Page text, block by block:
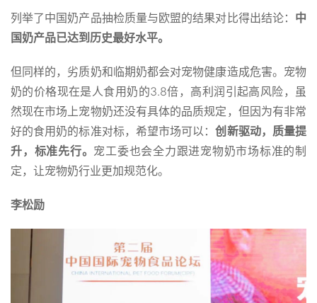
列举了中国奶产品抽检质量与欧盟的结果对比得出结论： 中
国奶产品已达到历史最好水平。
但同样的，劣质奶和临期奶都会对宠物健康造成危害。宠物
奶的价格现在是人食用奶的3.8倍，高利润引起高风险，虽
然现在市场上宠物奶还没有具体的品质规定，但因为有非常
好的食用奶的标准对标，希望市场可以：创新驱动，质量提
升，标准先行。 宠工委也会全力跟进宠物奶市场标准的制
定，让宠物奶行业更加规范化。
李松励